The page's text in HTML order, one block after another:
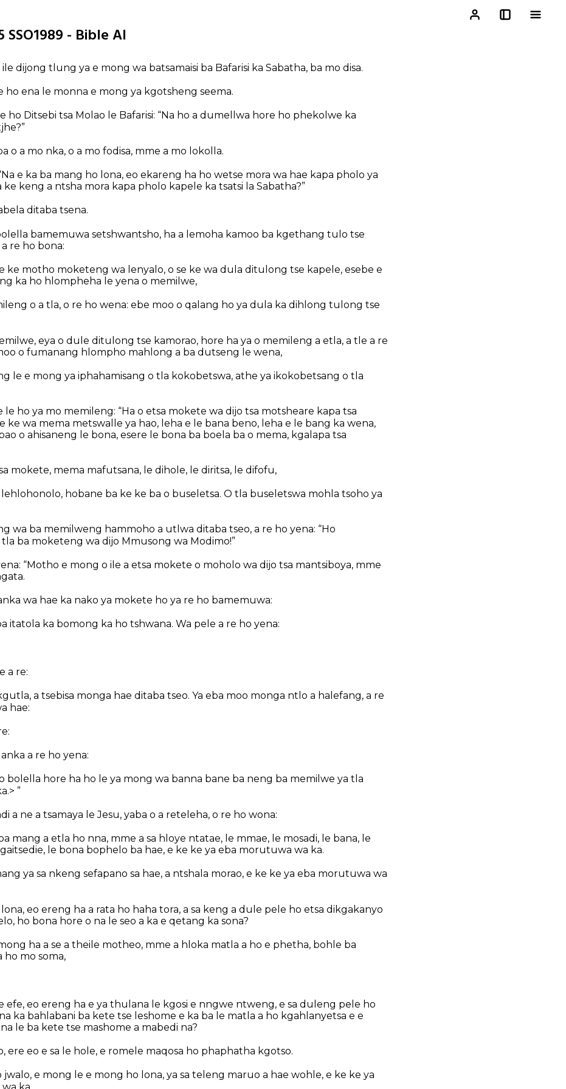
SSO1989 - Bible AI
ile dijong tlung ya e mong wa batsamaisi ba Bafarisi ka Sabatha, ba mo disa.
ho ena le monna e mong ya kgotsheng seema.
ho Ditsebi tsa Molao le Bafarisi: “Na ho a dumellwa hore ho phekolwe ka
o a mo nka, o a mo fodisa, mme a mo lokolla.
e ka ba mang ho lona, eo ekareng ha ho wetse mora wa hae kapa pholo ya
ke keng a ntsha mora kapa pholo kapele ka tsatsi la Sabatha?”
ditaba tsena.
bamemuwa setshwantsho, ha a lemoha kamoo ba kgethang tulo tse
re ho bona:
ke motho moketeng wa lenyalo, o se ke wa dula ditulong tse kapele, esebe e
ka ho hlompheha le yena o memilwe,
o a tla, o re ho wena: ebe moo o qalang ho ya dula ka dihlong tulong tse
eya o dule ditulong tse kamorao, hore ha ya o memileng a etla, a tle a re
o fumanang hlompho mahlong a ba dutseng le wena,
le e mong ya iphahamisang o tla kokobetswa, athe ya ikokobetsang o tla
le ho ya mo memileng: “Ha o etsa mokete wa dijo tsa motsheare kapa tsa
ke wa mema metswalle ya hao, leha e le bana beno, leha e le bang ka wena,
o ahisaneng le bona, esere le bona ba boela ba o mema, kgalapa tsa
mokete, mema mafutsana, le dihole, le diritsa, le difofu,
hobane ba ke ke ba o buseletsa. O tla buseletswa mohla tsoho ya
wa ba memilweng hammoho a utlwa ditaba tseo, a re ho yena: “Ho
ba moketeng wa dijo Mmusong wa Modimo!”
“Motho e mong o ile a etsa mokete o moholo wa dijo tsa mantsiboya, mme
wa hae ka nako ya mokete ho ya re ho bamemuwa:
itatola ka bomong ka ho tshwana. Wa pele a re ho yena:
a re:
a tsebisa monga hae ditaba tseo. Ya eba moo monga ntlo a halefang, a re
hae:
a re ho yena:
bolella hore ha ho le ya mong wa banna bane ba neng ba memilwe ya tla
”
a ne a tsamaya le Jesu, yaba o a reteleha, o re ho wona:
mang a etla ho nna, mme a sa hloye ntatae, le mmae, le mosadi, le bana, le
le bona bophelo ba hae, e ke ke ya eba morutuwa wa ka.
ya sa nkeng sefapano sa hae, a ntshala morao, e ke ke ya eba morutuwa wa
eo ereng ha a rata ho haha tora, a sa keng a dule pele ho etsa dikgakanyo
ho bona hore o na le seo a ka e qetang ka sona?
ha a se a theile motheo, mme a hloka matla a ho e phetha, bohle ba
ho mo soma,
efe, eo ereng ha e ya thulana le kgosi e nngwe ntweng, e sa duleng pele ho
ka bahlabani ba kete tse leshome e ka ba le matla a ho kgahlanyetsa e e
le ba kete tse mashome a mabedi na?
ere eo e sa le hole, e romele maqosa ho phaphatha kgotso.
jwalo, e mong le e mong ho lona, ya sa teleng maruo a hae wohle, e ke ke ya
ka.